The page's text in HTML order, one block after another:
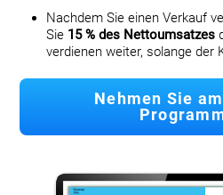
Nachdem Sie einen Verkauf
Sie 15 % des Nettoumsatzes
verdienen weiter, solange der
Nehmen Sie